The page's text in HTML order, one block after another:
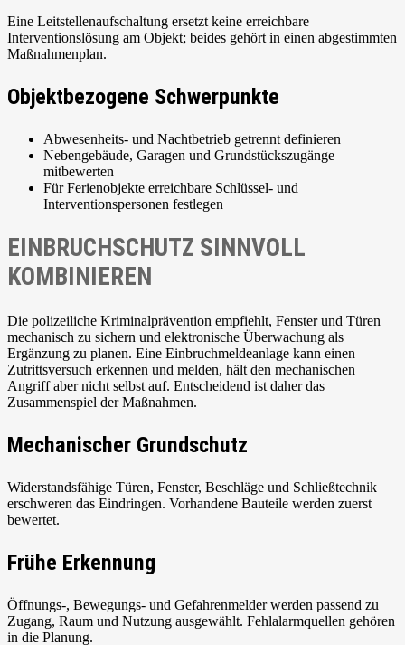
Eine Leitstellenaufschaltung ersetzt keine erreichbare
Interventionslösung am Objekt; beides gehört in einen abgestimmten
Maßnahmenplan.
Objektbezogene Schwerpunkte
Abwesenheits- und Nachtbetrieb getrennt definieren
Nebengebäude, Garagen und Grundstückszugänge
mitbewerten
Für Ferienobjekte erreichbare Schlüssel- und
Interventionspersonen festlegen
EINBRUCHSCHUTZ SINNVOLL
KOMBINIEREN
Die polizeiliche Kriminalprävention empfiehlt, Fenster und Türen
mechanisch zu sichern und elektronische Überwachung als
Ergänzung zu planen. Eine Einbruchmeldeanlage kann einen
Zutrittsversuch erkennen und melden, hält den mechanischen
Angriff aber nicht selbst auf. Entscheidend ist daher das
Zusammenspiel der Maßnahmen.
Mechanischer Grundschutz
Widerstandsfähige Türen, Fenster, Beschläge und Schließtechnik
erschweren das Eindringen. Vorhandene Bauteile werden zuerst
bewertet.
Frühe Erkennung
Öffnungs-, Bewegungs- und Gefahrenmelder werden passend zu
Zugang, Raum und Nutzung ausgewählt. Fehlalarmquellen gehören
in die Planung.